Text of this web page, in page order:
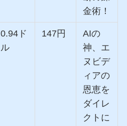
金術！
0.94ド
ル
147円
AIの
神、エ
ヌビデ
ィアの
恩恵を
ダイレ
クトに